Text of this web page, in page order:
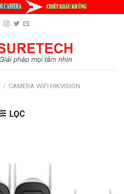
/ CAMERA WIFI HIKVISION
LỌC